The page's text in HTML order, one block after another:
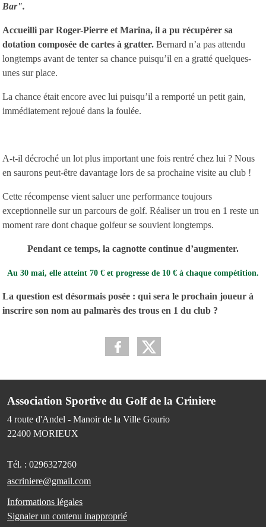
Bar".
Accueilli par Roger-Pierre et Marina, il a pu récupérer sa
dotation composée de cartes à gratter. Bernard n’a pas attendu
longtemps avant de tenter sa chance puisqu’il en a gratté quelques-
unes sur place.
La chance était encore avec lui puisqu’il a remporté un petit gain,
immédiatement rejoué dans la foulée.
A-t-il décroché un lot plus important une fois rentré chez lui ? Nous
en saurons peut-être davantage lors de sa prochaine visite au club !
Cette récompense vient saluer une performance toujours
exceptionnelle sur un parcours de golf. Réaliser un trou en 1 reste un
moment rare dont chaque golfeur se souvient longtemps.
Pendant ce temps, la cagnotte continue d’augmenter.
Au 30 mai, elle atteint 70 € et progresse de 10 € à chaque compétition.
La question est désormais posée : qui sera le prochain joueur à
inscrire son nom au palmarès des trous en 1 du club ?
Association Sportive du Golf de la Criniere
4 route d'Andel - Manoir de la Ville Gourio
22400 MORIEUX
Tél. : 0296327260
ascriniere@gmail.com
Informations légales
Signaler un contenu inapproprié